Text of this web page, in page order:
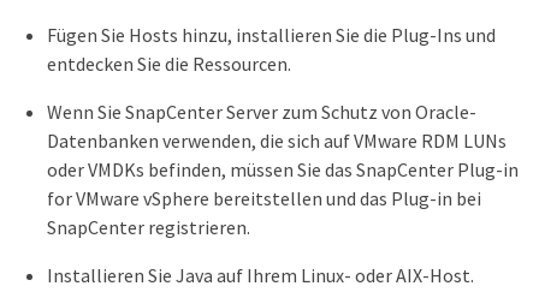
Fügen Sie Hosts hinzu, installieren Sie die Plug-Ins und
entdecken Sie die Ressourcen.
Wenn Sie SnapCenter Server zum Schutz von Oracle-
Datenbanken verwenden, die sich auf VMware RDM LUNs
oder VMDKs befinden, müssen Sie das SnapCenter Plug-in
for VMware vSphere bereitstellen und das Plug-in bei
SnapCenter registrieren.
Installieren Sie Java auf Ihrem Linux- oder AIX-Host.